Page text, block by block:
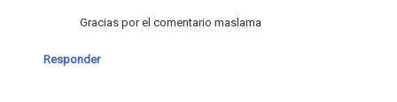
Gracias por el comentario maslama
Responder